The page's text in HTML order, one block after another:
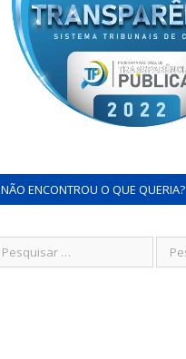
NÃO ENCONTROU O QUE QUERIA?